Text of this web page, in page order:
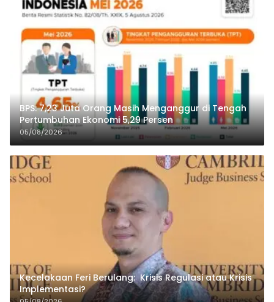
BPS: 7,23 Juta Orang Masih Menganggur di Tengah
Pertumbuhan Ekonomi 5,29 Persen
05/08/2026
Kecelakaan Feri Berulang: Krisis Regulasi atau Krisis
Implementasi?